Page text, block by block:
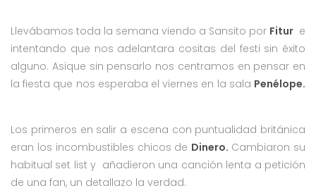
Llevábamos toda la semana viendo a Sansito por Fitur e
intentando que nos adelantara cositas del festi sin éxito
alguno. Asique sin pensarlo nos centramos en pensar en
la fiesta que nos esperaba el viernes en la sala Penélope.
Los primeros en salir a escena con puntualidad británica
eran los incombustibles chicos de Dinero. Cambiaron su
habitual set list y añadieron una canción lenta a petición
de una fan, un detallazo la verdad.